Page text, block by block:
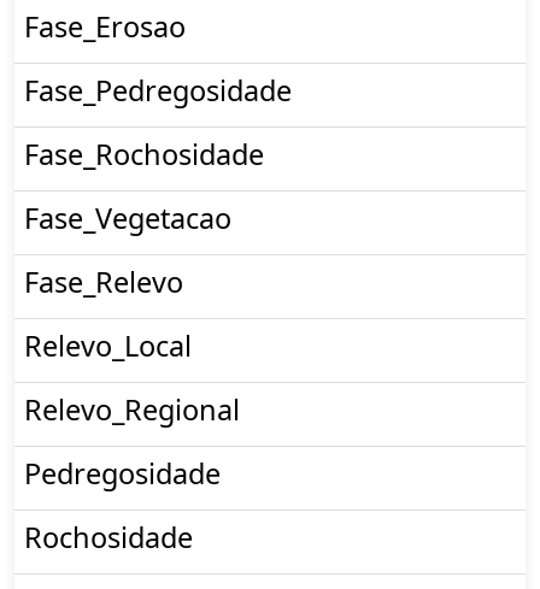
Fase_Erosao
Fase_Pedregosidade
Fase_Rochosidade
Fase_Vegetacao
Fase_Relevo
Relevo_Local
Relevo_Regional
Pedregosidade
Rochosidade